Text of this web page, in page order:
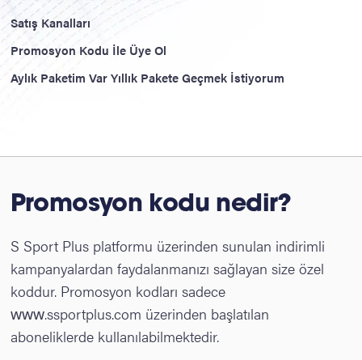
Satış Kanalları
Promosyon Kodu İle Üye Ol
Aylık Paketim Var Yıllık Pakete Geçmek İstiyorum
Promosyon kodu nedir?
S Sport Plus platformu üzerinden sunulan indirimli
kampanyalardan faydalanmanızı sağlayan size özel
koddur. Promosyon kodları sadece
www.ssportplus.com üzerinden başlatılan
aboneliklerde kullanılabilmektedir.